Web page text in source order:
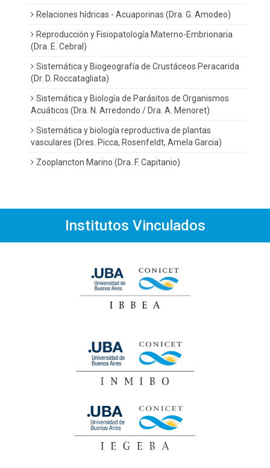
Relaciones hídricas - Acuaporinas (Dra. G. Amodeo)
Reproducción y Fisiopatología Materno-Embrionaria
(Dra. E. Cebral)
Sistemática y Biogeografía de Crustáceos Peracarida
(Dr. D. Roccatagliata)
Sistemática y Biología de Parásitos de Organismos
Acuáticos (Dra. N. Arredondo / Dra. A. Menoret)
Sistemática y biología reproductiva de plantas
vasculares (Dres. Picca, Rosenfeldt, Amela Garcia)
Zooplancton Marino (Dra. F. Capitanio)
Institutos Vinculados